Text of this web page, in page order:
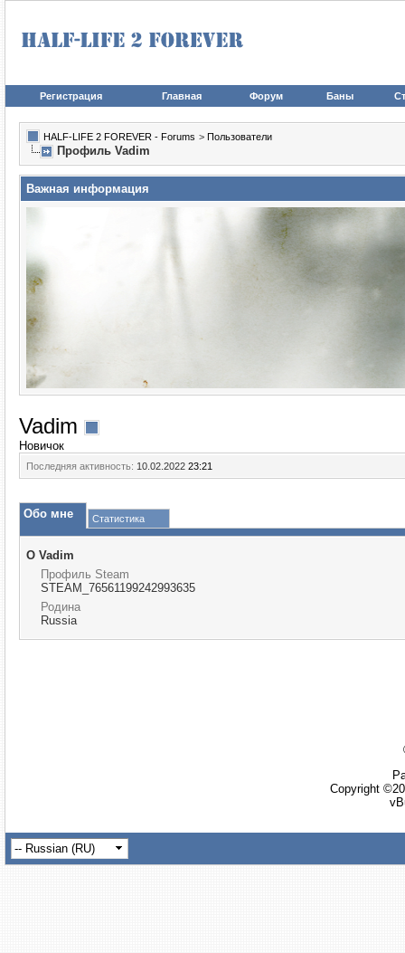
Регистрация Главная Форум Баны
HALF-LIFE 2 FOREVER - Forums > Пользователи
Профиль Vadim
Важная информация
Vadim
Новичок
Последняя активность: 10.02.2022 23:21
Обо мне Статистика
О Vadim
Профиль Steam
STEAM_76561199242993635
Родина
Russia
Copyright